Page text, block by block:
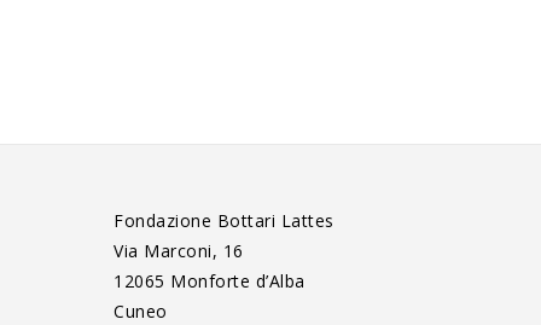
Fondazione Bottari Lattes
Via Marconi, 16
12065 Monforte d’Alba
Cuneo